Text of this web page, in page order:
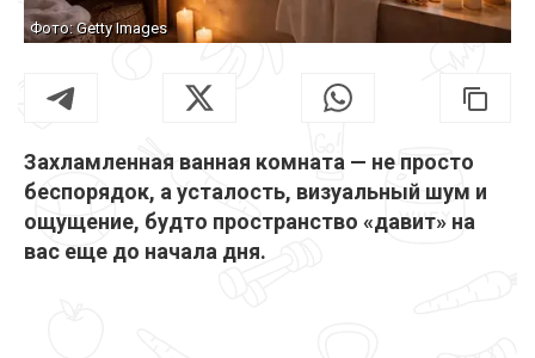
Фото: Getty Images
Захламленная ванная комната — не просто
беспорядок, а усталость, визуальный шум и
ощущение, будто пространство «давит» на
вас еще до начала дня.